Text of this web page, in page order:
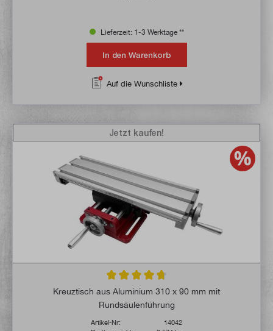
Lieferzeit: 1-3 Werktage **
In den Warenkorb
Auf die Wunschliste
Durchschnittliche Bewertung von 4.7 von
Kreuztisch aus Aluminium 310 x 90 mm mit
Rundsäulenführung
Artikel-Nr:
14042
Jetzt kaufen!